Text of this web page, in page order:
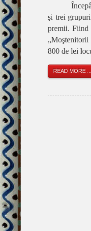
şi trei
premii. Fiind
800 de lei
READ MORE ...